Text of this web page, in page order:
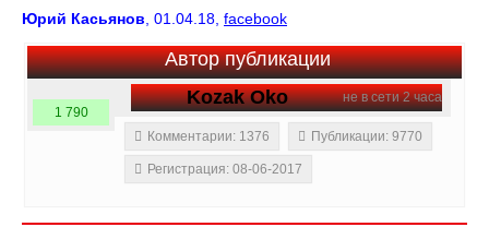
Юрий Касьянов, 01.04.18, facebook
Автор публикации
не в сети 2 часа
Kozak Oko
1 790
Комментарии: 1376
Публикации: 9770
Регистрация: 08-06-2017